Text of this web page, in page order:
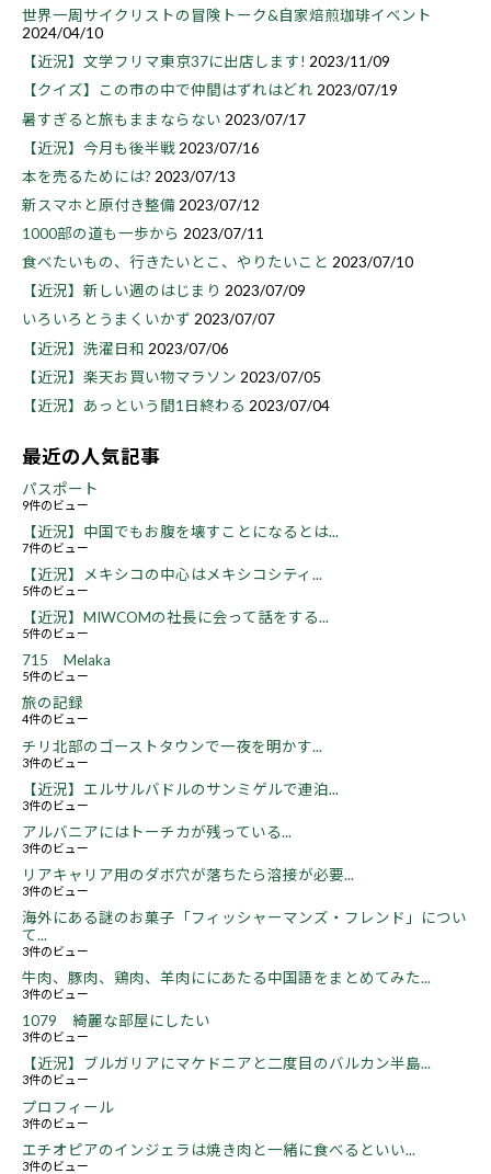
世界一周サイクリストの冒険トーク&自家焙煎珈琲イベント
2024/04/10
【近況】文学フリマ東京37に出店します! 2023/11/09
【クイズ】この市の中で仲間はずれはどれ 2023/07/19
暑すぎると旅もままならない 2023/07/17
【近況】今月も後半戦 2023/07/16
本を売るためには? 2023/07/13
新スマホと原付き整備 2023/07/12
1000部の道も一歩から 2023/07/11
食べたいもの、行きたいとこ、やりたいこと 2023/07/10
【近況】新しい週のはじまり 2023/07/09
いろいろとうまくいかず 2023/07/07
【近況】洗濯日和 2023/07/06
【近況】楽天お買い物マラソン 2023/07/05
【近況】あっという間1日終わる 2023/07/04
最近の人気記事
パスポート
9件のビュー
【近況】中国でもお腹を壊すことになるとは...
7件のビュー
【近況】メキシコの中心はメキシコシティ...
5件のビュー
【近況】MIWCOMの社長に会って話をする...
5件のビュー
715 Melaka
5件のビュー
旅の記録
4件のビュー
チリ北部のゴーストタウンで一夜を明かす...
3件のビュー
【近況】エルサルバドルのサンミゲルで連泊...
3件のビュー
アルバニアにはトーチカが残っている...
3件のビュー
リアキャリア用のダボ穴が落ちたら溶接が必要...
3件のビュー
海外にある謎のお菓子「フィッシャーマンズ・フレンド」につい
て...
3件のビュー
牛肉、豚肉、鶏肉、羊肉ににあたる中国語をまとめてみた...
3件のビュー
1079 綺麗な部屋にしたい
3件のビュー
【近況】ブルガリアにマケドニアと二度目のバルカン半島...
3件のビュー
プロフィール
3件のビュー
エチオピアのインジェラは焼き肉と一緒に食べるといい...
3件のビュー